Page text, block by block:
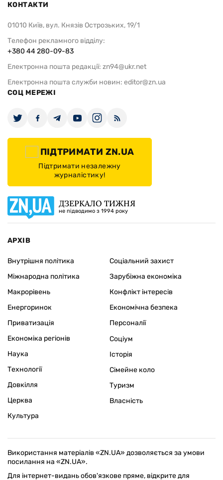
КОНТАКТИ
01010 Київ, вул. Князів Острозьких, 19/1
Телефон рекламного відділу:
+380 44 280-09-83
Електронна пошта редакції: zn94@ukr.net
Електронна пошта служби новин: editor@zn.ua
СОЦ МЕРЕЖІ
ПІДТРИМАТИ ZN.UA
Підтримати незалежну
журналістику!
ДЗЕРКАЛО ТИЖНЯ
не підводимо з 1994 року
АРХІВ
Внутрішня політика
Міжнародна політика
Макрорівень
Енергоринок
Приватизація
Економіка регіонів
Соціальний захист
Зарубіжна економіка
Конфлікт інтересів
Економічна безпека
Персоналії
Наука
Технології
Довкілля
Церква
Культура
Соціум
Історія
Сімейне коло
Туризм
Власність
Використання матеріалів «ZN.UA» дозволяється за умови
посилання на «ZN.UA».
Для інтернет-видань обов'язкове пряме, відкрите для